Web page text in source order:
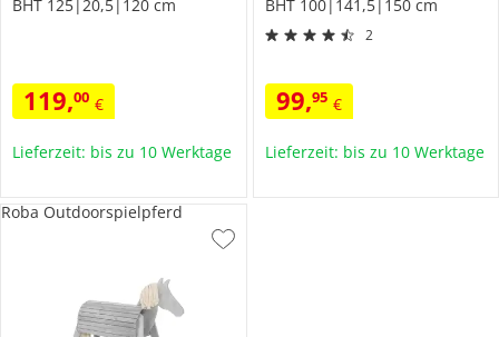
BHT 125|20,5|120 cm
119,00 €
Lieferzeit: bis zu 10 Werktage
BHT 100|141,5|150 cm
2
99,95 €
Lieferzeit: bis zu 10 Werktage
Roba Outdoorspielpferd